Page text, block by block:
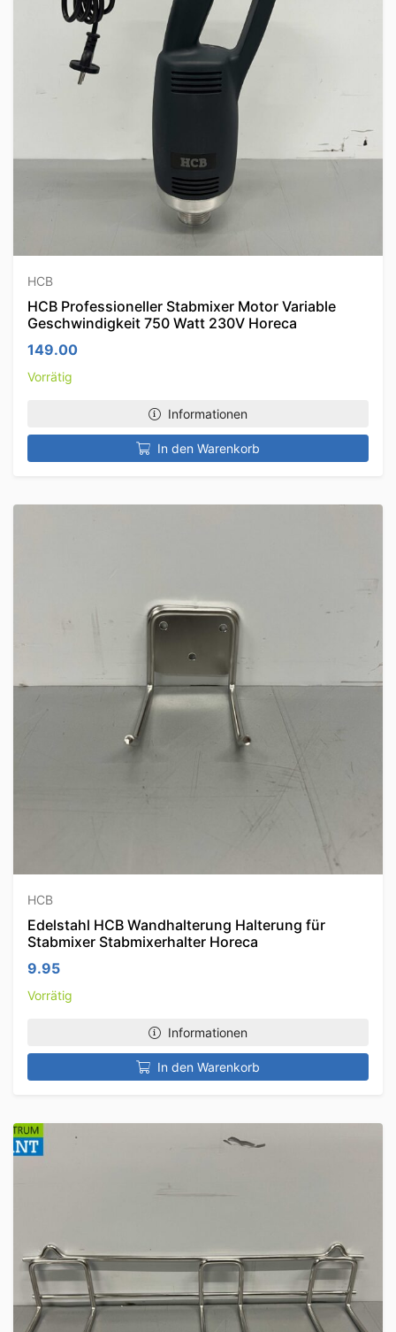
HCB
HCB Professioneller Stabmixer Motor Variable
Geschwindigkeit 750 Watt 230V Horeca
149.00
Vorrätig
Informationen
In den Warenkorb
HCB
Edelstahl HCB Wandhalterung Halterung für
Stabmixer Stabmixerhalter Horeca
9.95
Vorrätig
Informationen
In den Warenkorb